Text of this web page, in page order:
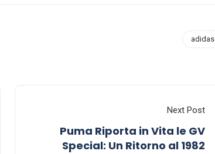
adidas
Next Post
Puma Riporta in Vita le GV
Special: Un Ritorno al 1982